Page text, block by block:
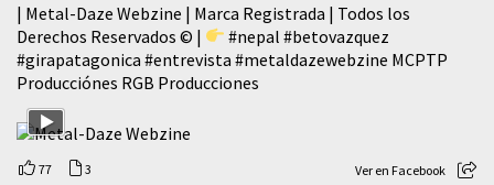
| Metal-Daze Webzine | Marca Registrada | Todos los
Derechos Reservados © |
#nepal #betovazquez
#girapatagonica #entrevista #metaldazewebzine MCPTP
Producciónes RGB Producciones
77 3 Ver en Facebook